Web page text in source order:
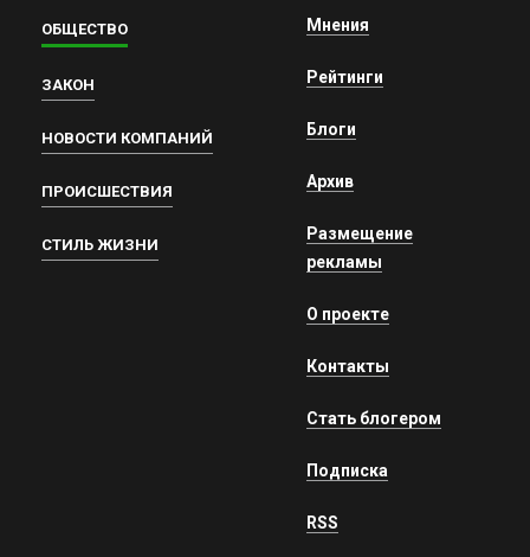
ОБЩЕСТВО
ЗАКОН
НОВОСТИ КОМПАНИЙ
ПРОИСШЕСТВИЯ
СТИЛЬ ЖИЗНИ
Мнения
Рейтинги
Блоги
Архив
Размещение
рекламы
О проекте
Контакты
Стать блогером
Подписка
RSS